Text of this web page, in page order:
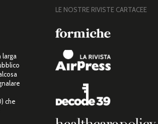
che
LE NOSTRE RIVISTE CARTACEE